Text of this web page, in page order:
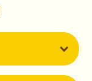
けでポイントが貯ま
やアプリダウンロー